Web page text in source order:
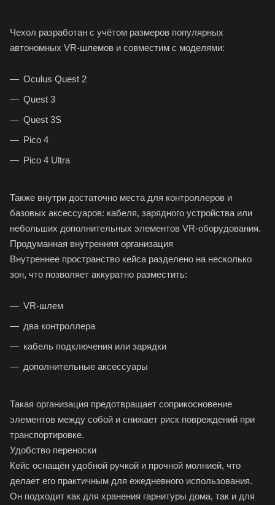
Чехол разработан с учётом размеров популярных
автономных VR-шлемов и совместим с моделями:
Oculus Quest 2
Quest 3
Quest 3S
Pico 4
Pico 4 Ultra
Также внутри достаточно места для контроллеров и
базовых аксессуаров: кабеля, зарядного устройства или
небольших дополнительных элементов VR-оборудования.
Продуманная внутренняя организация
Внутреннее пространство кейса разделено на несколько
зон, что позволяет аккуратно разместить:
VR-шлем
два контроллера
кабель подключения или зарядки
дополнительные аксессуары
Такая организация предотвращает соприкосновение
элементов между собой и снижает риск повреждений при
транспортировке.
Удобство переноски
Кейс оснащён удобной ручкой и прочной молнией, что
делает его практичным для ежедневного использования.
Он подходит как для хранения гарнитуры дома, так и для